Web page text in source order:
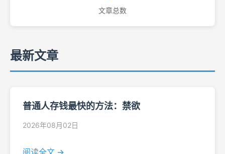
文章总数
最新文章
普通人存钱最快的方法：禁欲
2026年08月02日
阅读全文 →